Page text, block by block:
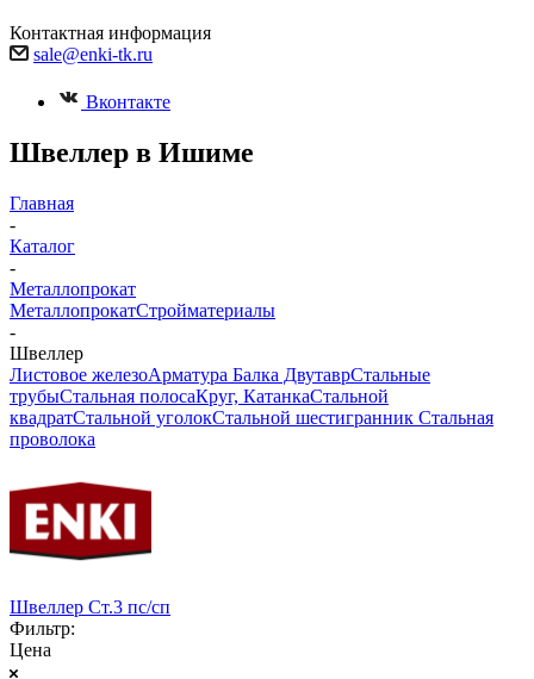
Контактная информация
sale@enki-tk.ru
Вконтакте
Швеллер в Ишиме
Главная
-
Каталог
-
Металлопрокат
МеталлопрокатСтройматериалы
-
Швеллер
Листовое железоАрматура Балка ДвутаврСтальные
трубыСтальная полосаКруг, КатанкаСтальной
квадратСтальной уголокСтальной шестигранник Стальная
проволока
Швеллер Ст.3 пс/сп
Фильтр:
Цена